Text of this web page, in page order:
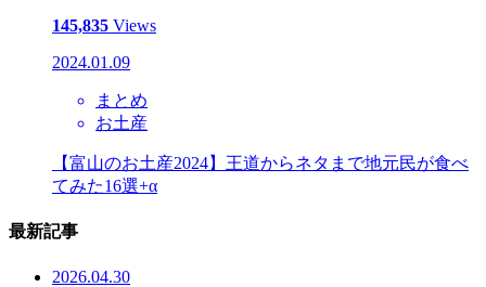
145,835 Views
2024.01.09
まとめ
お土産
【富山のお土産2024】王道からネタまで地元民が食べ
てみた16選+α
最新記事
2026.04.30